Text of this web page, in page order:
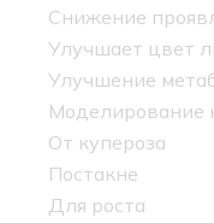
Снижение
Улучшает цвет
Улучшение
Моделирование
От купероза
Постакне
Для роста